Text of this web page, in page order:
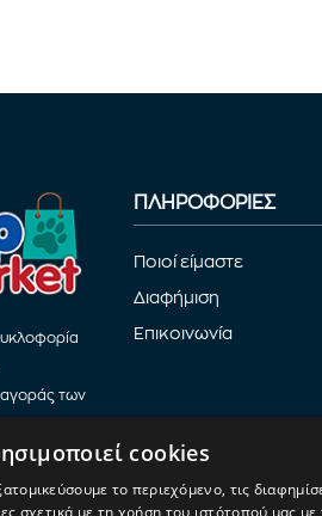
αγοράς των
ΠΛΗΡΟΦΟΡΙΕΣ
Ποιοί είμαστε
Διαφήμιση
Επικοινωνία
cookies
το περιεχόμενο, τις
σχετικά με τη χρήση του ιστότοπού μας με